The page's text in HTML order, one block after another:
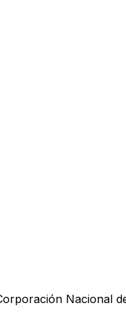
Nacional